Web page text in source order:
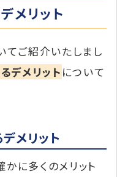
メリット
てご紹介いたしまし
デメリットについて
メリット
に多くのメリット